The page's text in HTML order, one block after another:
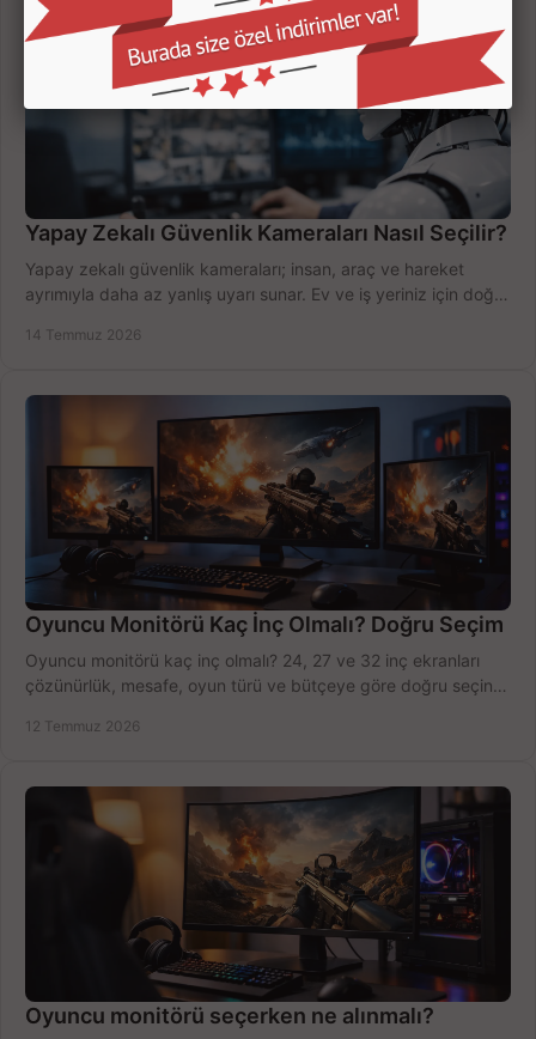
Yapay Zekalı Güvenlik Kameraları Nasıl Seçilir?
Yapay zekalı güvenlik kameraları; insan, araç ve hareket
ayrımıyla daha az yanlış uyarı sunar. Ev ve iş yeriniz için doğru
14 Temmuz 2026
Oyuncu Monitörü Kaç İnç Olmalı? Doğru Seçim
Oyuncu monitörü kaç inç olmalı? 24, 27 ve 32 inç ekranları
çözünürlük, mesafe, oyun türü ve bütçeye göre doğru seçin,
12 Temmuz 2026
Oyuncu monitörü seçerken ne alınmalı?